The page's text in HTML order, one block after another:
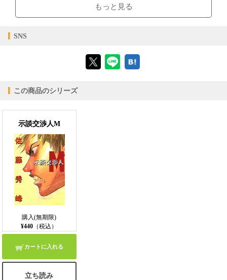
ダウンロード可能期間
ブラウザビューア・PC版ConTenDoビューア・モバイルビューア
【対応デバイス】
【PC版ConTenDoビューア】
【モバイルビューア】
もっと見る
SNS
この商品のシリーズ
示談交渉人M
購入(無期限)
¥440 （税込）
カートに入れる
立ち読み